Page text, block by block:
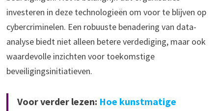
investeren in deze technologieën om voor te blijven op
cybercriminelen. Een robuuste benadering van data-
analyse biedt niet alleen betere verdediging, maar ook
waardevolle inzichten voor toekomstige
beveiligingsinitiatieven.
Voor verder lezen: Hoe kunstmatige